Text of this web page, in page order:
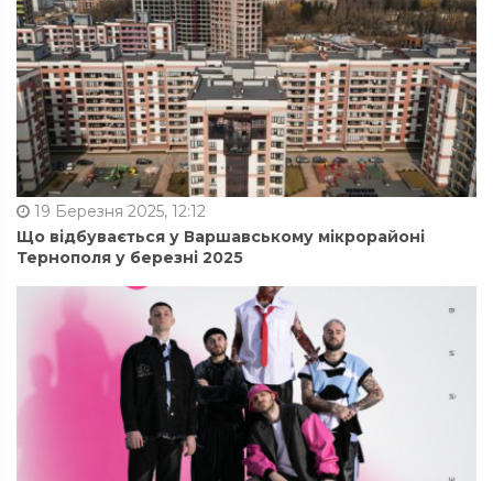
19 Березня 2025, 12:12
Що відбувається у Варшавському мікрорайоні
Тернополя у березні 2025